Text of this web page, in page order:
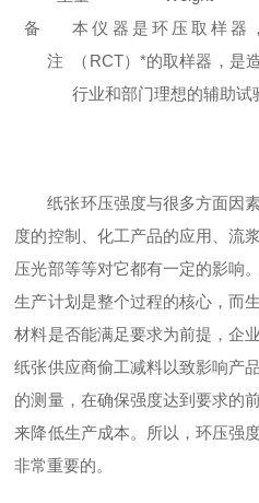
备
注
本仪器是环压取样器
（ RCT）*的取样器，是
行业和部门理想的辅助试
纸张环压强度与很多方面因
度的控制、化工产品的应用、流
压光部等等对它都有一定的影响
生产计划是整个过程的核心，而
材料是否能满足要求为前提，企
纸张供应商偷工减料以致影响产
的测量，在确保强度达到要求的
来降低生产成本。所以，环压强
非常重要的。